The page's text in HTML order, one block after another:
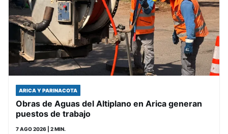
ARICA Y PARINACOTA
Obras de Aguas del Altiplano en Arica generan
puestos de trabajo
7 AGO 2026 | 2 MIN.